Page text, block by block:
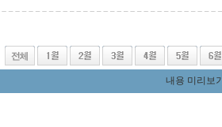
내용 미리보기